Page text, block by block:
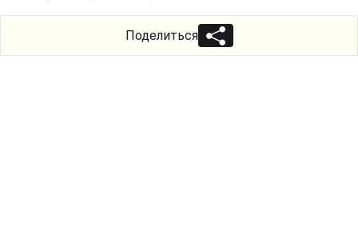
Поделиться